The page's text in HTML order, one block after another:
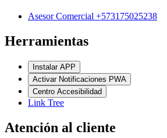
Asesor Comercial +573175025238
Herramientas
Instalar APP
Activar Notificaciones PWA
Centro Accesibilidad
Link Tree
Atención al cliente